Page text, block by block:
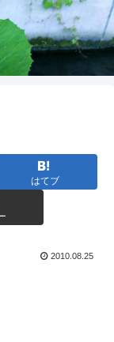
はてブ
2010.08.25